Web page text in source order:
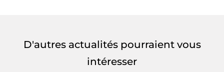
D'autres actualités pourraient vous
intéresser